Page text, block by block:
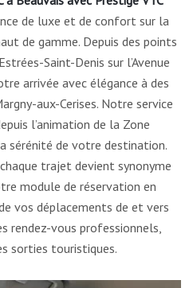
de luxe et de confort sur la
de gamme. Depuis des points
Saint-Denis sur l’Avenue
arrivée avec élégance à des
aux-Cerises. Notre service
l’animation de la Zone
sérénité de votre destination.
trajet devient synonyme
module de réservation en
vos déplacements de et vers
rendez-vous professionnels,
sorties touristiques.